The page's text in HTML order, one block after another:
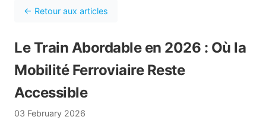
← Retour aux articles
Le Train Abordable en 2026 : Où la
Mobilité Ferroviaire Reste
Accessible
03 February 2026